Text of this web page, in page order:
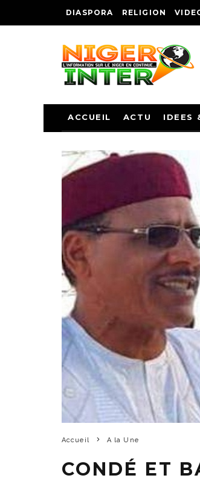
DIASPORA RELIGION
ACCUEIL ACTU IDEES
Accueil A la Une
CONDÉ ET